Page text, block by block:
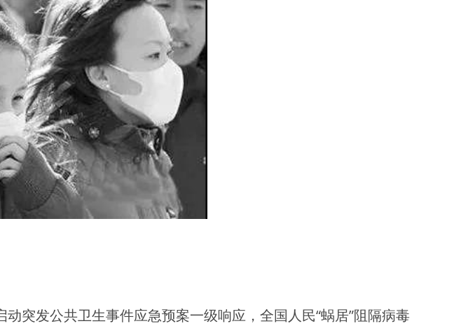
突发公共卫生事件应急预案一级响应，全国人民“蜗居”阻隔病毒